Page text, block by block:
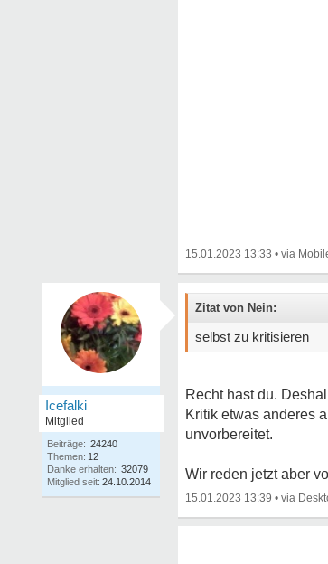
15.01.2023 13:33 •
Icefalki
Mitglied
Beiträge: 24240
Themen: 12
Danke erhalten: 32079
Mitglied seit: 24.10.2014
Zitat von Nein:
selbst zu kritisieren
Recht hast du.
Kritik etwas anderes
unvorbereitet.
Wir reden jetzt aber
15.01.2023 13:39 •